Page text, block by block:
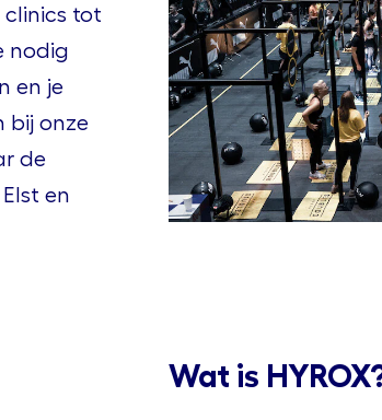
clinics tot
nodig
en je
bij onze
de
en
Wat is